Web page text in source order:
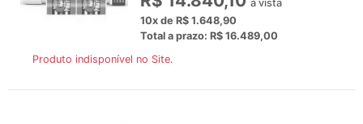
à vista
10x de R$ 1.648,90
Total a prazo: R$ 16.489,00
Produto indisponível no Site.